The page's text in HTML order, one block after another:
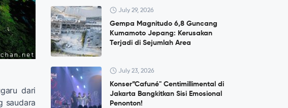
dari
saudara
July 29, 2026
Gempa Magnitudo 6,8 Guncang
Kumamoto Jepang: Kerusakan
Terjadi di Sejumlah Area
July 23, 2026
Konser”Cafuné" Centimillimental di
Jakarta Bangkitkan Sisi Emosional
Penonton!